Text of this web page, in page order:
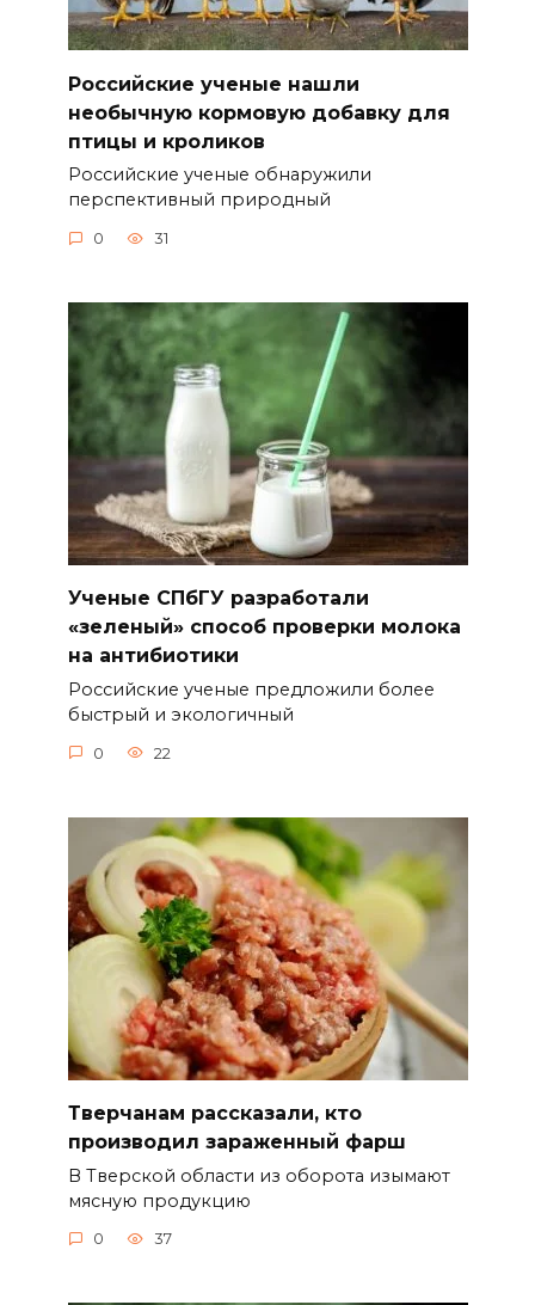
Российские ученые нашли
необычную кормовую добавку для
птицы и кроликов
Российские ученые обнаружили
перспективный природный
0 31
Ученые СПбГУ разработали
«зеленый» способ проверки молока
на антибиотики
Российские ученые предложили более
быстрый и экологичный
0 22
Тверчанам рассказали, кто
производил зараженный фарш
В Тверской области из оборота изымают
мясную продукцию
0 37